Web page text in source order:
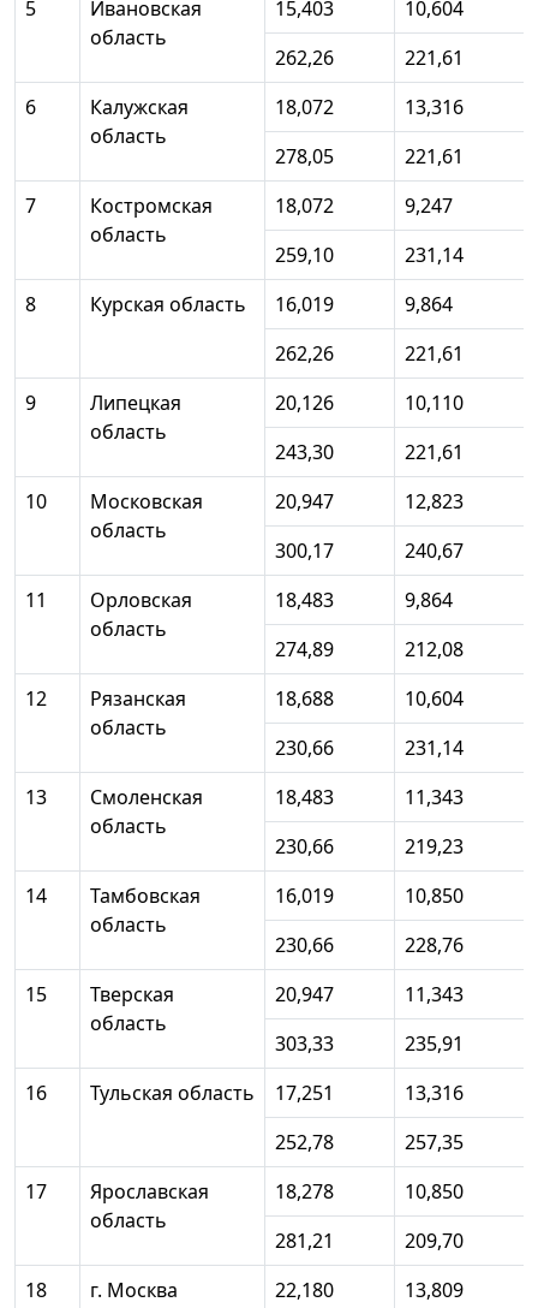
5
Ивановская
область
15,403
10,604
262,26
221,61
6
Калужская
область
18,072
13,316
278,05
221,61
7
Костромская
область
18,072
9,247
259,10
231,14
8
Курская область 16,019
9,864
262,26
221,61
9
Липецкая
область
20,126
10,110
243,30
221,61
10
Московская
область
20,947
12,823
300,17
240,67
11
Орловская
область
18,483
9,864
274,89
212,08
12
Рязанская
область
18,688
10,604
230,66
231,14
13
Смоленская
область
18,483
11,343
230,66
219,23
14
Тамбовская
область
16,019
10,850
230,66
228,76
15
Тверская
область
20,947
11,343
303,33
235,91
16
Тульская область 17,251
13,316
252,78
257,35
17
Ярославская
область
18,278
10,850
281,21
209,70
18
г. Москва 22,180
13,809